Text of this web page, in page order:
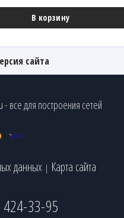
В корзину
сайта
все для построения сетей
данных | Карта сайта
33-95